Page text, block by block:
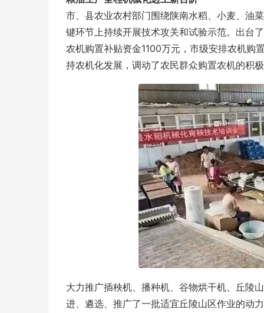
市、县农业农村部门围绕陕南水稻、小麦、油
键环节上持续开展技术攻关和试验示范。出台
农机购置补贴资金1100万元，市级安排农机
持农机化发展，调动了农民群众购置农机的积
大力推广插秧机、播种机、谷物烘干机、丘陵
进、遴选、推广了一批适宜丘陵山区作业的动